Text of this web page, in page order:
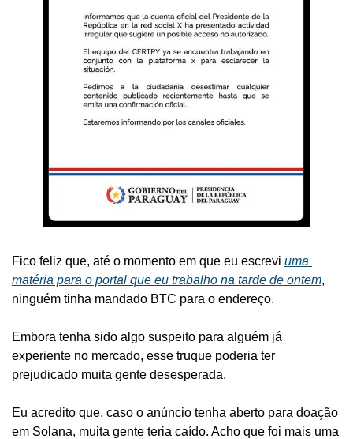
Fico feliz que, até o momento em que eu escrevi uma
matéria para o portal que eu trabalho na tarde de ontem,
ninguém tinha mandado BTC para o endereço.
Embora tenha sido algo suspeito para alguém já
experiente no mercado, esse truque poderia ter
prejudicado muita gente desesperada.
Eu acredito que, caso o anúncio tenha aberto para doação
em Solana, muita gente teria caído. Acho que foi mais uma